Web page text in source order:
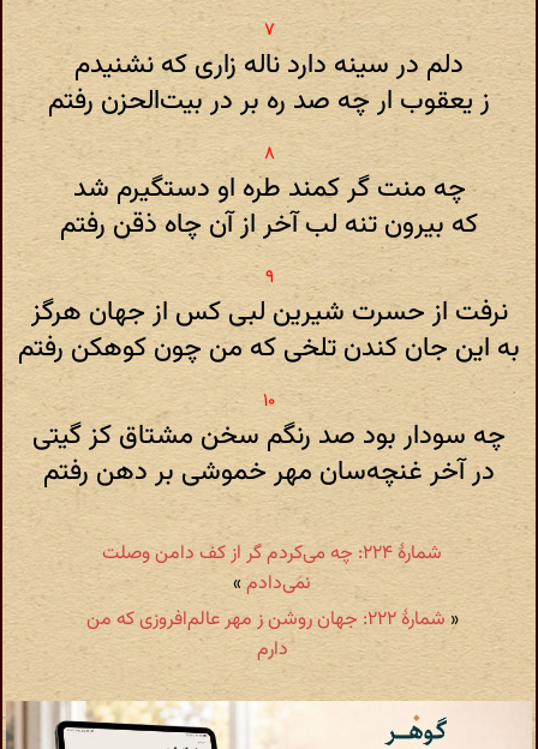
دلم در سینه دارد ناله زاری که نشنیدم
ز یعقوب ار چه صد ره بر در بیت‌الحزن رفتم
چه منت گر کمند طره او دستگیرم شد
که بیرون تنه لب آخر از آن چاه ذقن رفتم
نرفت از حسرت شیرین لبی کس از جهان هرگز
به این جان کندن تلخی که من چون کوهکن رفتم
چه سودار بود صد رنگم سخن مشتاق کز گیتی
در آخر غنچه‌سان مهر خموشی بر دهن رفتم
شمارهٔ ۲۲۴: چه می‌کردم گر از کف دامن وصلت
نمی‌دادم»
«
شمارهٔ ۲۲۲: جهان روشن ز مهر عالم‌افروزی که من
دارم